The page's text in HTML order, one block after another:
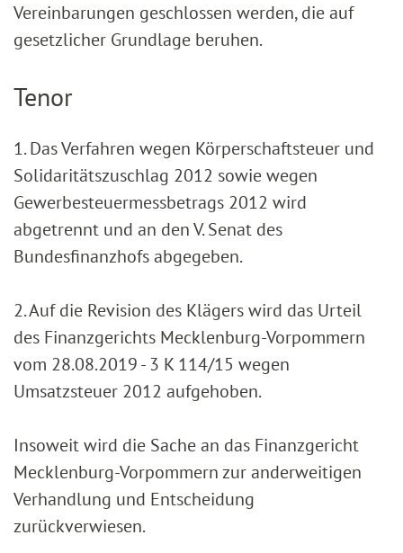
Vereinbarungen geschlossen werden, die auf
gesetzlicher Grundlage beruhen.
Tenor
1. Das Verfahren wegen Körperschaftsteuer und
Solidaritätszuschlag 2012 sowie wegen
Gewerbesteuermessbetrags 2012 wird
abgetrennt und an den V. Senat des
Bundesfinanzhofs abgegeben.
2. Auf die Revision des Klägers wird das Urteil
des Finanzgerichts Mecklenburg-Vorpommern
vom 28.08.2019 - 3 K 114/15 wegen
Umsatzsteuer 2012 aufgehoben.
Insoweit wird die Sache an das Finanzgericht
Mecklenburg-Vorpommern zur anderweitigen
Verhandlung und Entscheidung
zurückverwiesen.